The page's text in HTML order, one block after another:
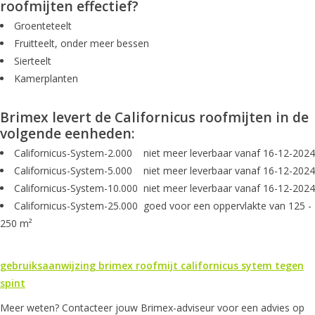
roofmijten effectief?
Groenteteelt
Fruitteelt, onder meer bessen
Sierteelt
Kamerplanten
Brimex levert de Californicus roofmijten in de
volgende eenheden:
Californicus-System-2.000 niet meer leverbaar vanaf 16-12-2024
Californicus-System-5.000 niet meer leverbaar vanaf 16-12-2024
Californicus-System-10.000 niet meer leverbaar vanaf 16-12-2024
Californicus-System-25.000 goed voor een oppervlakte van 125 -
250 m²
gebruiksaanwijzing brimex roofmijt californicus sytem tegen
spint
Meer weten? Contacteer jouw Brimex-adviseur voor een advies op